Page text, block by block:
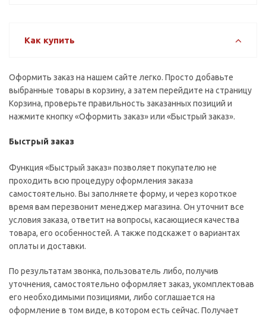
Как купить
Оформить заказ на нашем сайте легко. Просто добавьте
выбранные товары в корзину, а затем перейдите на страницу
Корзина, проверьте правильность заказанных позиций и
нажмите кнопку «Оформить заказ» или «Быстрый заказ».
Быстрый заказ
Функция «Быстрый заказ» позволяет покупателю не
проходить всю процедуру оформления заказа
самостоятельно. Вы заполняете форму, и через короткое
время вам перезвонит менеджер магазина. Он уточнит все
условия заказа, ответит на вопросы, касающиеся качества
товара, его особенностей. А также подскажет о вариантах
оплаты и доставки.
По результатам звонка, пользователь либо, получив
уточнения, самостоятельно оформляет заказ, укомплектовав
его необходимыми позициями, либо соглашается на
оформление в том виде, в котором есть сейчас. Получает